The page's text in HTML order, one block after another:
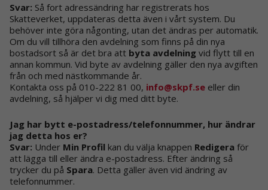
Svar: Så fort adressändring har registrerats hos
Skatteverket, uppdateras detta även i vårt system. Du
behöver inte göra någonting, utan det ändras per automatik.
Om du vill tillhöra den avdelning som finns på din nya
bostadsort så är det bra att byta avdelning vid flytt till en
annan kommun. Vid byte av avdelning gäller den nya avgiften
från och med nästkommande år.
Kontakta oss på 010-222 81 00, info@skpf.se eller din
avdelning, så hjälper vi dig med ditt byte.
Jag har bytt e-postadress/telefonnummer, hur ändrar
jag detta hos er?
Svar: Under Min Profil kan du välja knappen Redigera för
att lägga till eller ändra e-postadress. Efter ändring så
trycker du på Spara. Detta gäller även vid ändring av
telefonnummer.